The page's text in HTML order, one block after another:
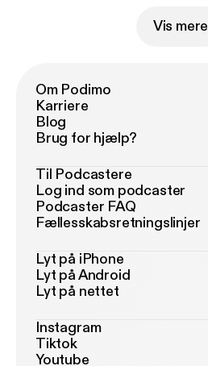
Vis mere
Om Podimo
Karriere
Blog
Brug for hjælp?
Til Podcastere
Log ind som podcaster
Podcaster FAQ
Fællesskabsretningslinjer
Lyt på iPhone
Lyt på Android
Lyt på nettet
Instagram
Tiktok
Youtube